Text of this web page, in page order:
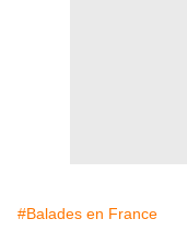
#Balades en France